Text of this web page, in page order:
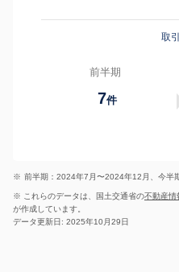
取
前半期
7件
※ 前半期：2024年7月〜2024年12月、今半
※ これらのデータは、国土交通省の不動産情
が作成しています。
データ更新日: 2025年10月29日